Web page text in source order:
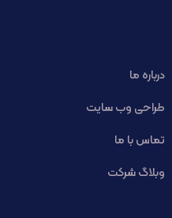
درباره ما
طراحی وب سایت
تماس با ما
وبلاگ شرکت